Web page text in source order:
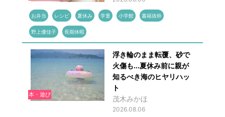
お弁当 レシピ 夏休み 学童 小学館 書籍抜粋
野上優佳子 長期休暇
本・遊び
浮き輪のまま転覆、砂で
火傷も...夏休み前に親が
知るべき海のヒヤリハッ
ト
茂木みかほ
2026.08.06